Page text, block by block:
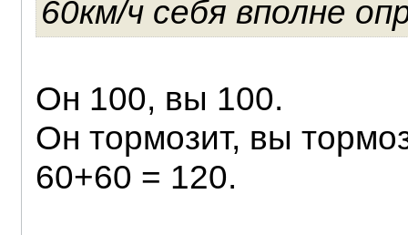
60км/ч себя вполне
Он 100, вы 100.
Он тормозит, вы
60+60 = 120.